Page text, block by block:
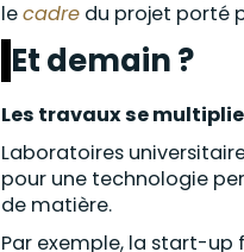
lecadre du projet porté
Et demain ?
Les travaux se
Laboratoires
pour une technologie
de matière.
Par exemple, la start-up